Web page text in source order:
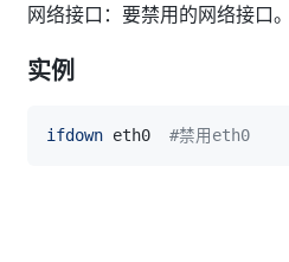
网络接口：要禁用的网络接口。
实例
ifdown eth0 #禁用eth0